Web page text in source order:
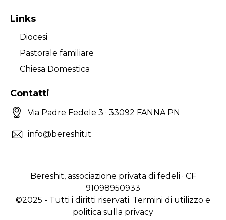
Links
Diocesi
Pastorale familiare
Chiesa Domestica
Contatti
Via Padre Fedele 3 · 33092 FANNA PN
info@bereshit.it
Bereshit, associazione privata di fedeli · CF
91098950933
©2025 - Tutti i diritti riservati. Termini di utilizzo e
politica sulla privacy